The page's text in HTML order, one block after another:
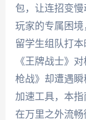
包，让连招变
玩家的专属困
留学生组队打
《王牌战士》
枪战》却遭遇
加速工具，本
在万里之外流畅